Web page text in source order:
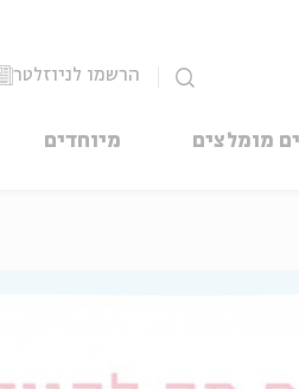
הרשמו לניוזלטר
מומלצים מיוחדים